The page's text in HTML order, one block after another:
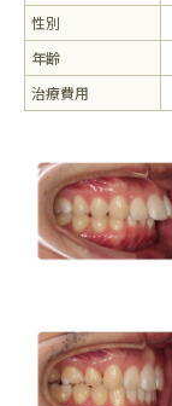
性別
年齢
治療費用